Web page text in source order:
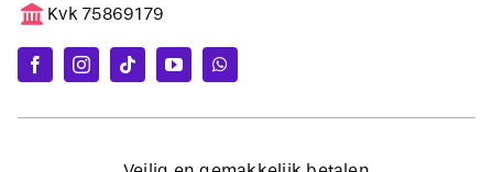
Kvk 75869179